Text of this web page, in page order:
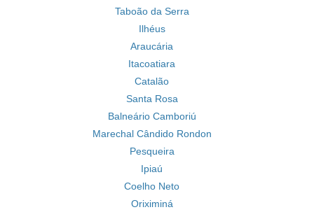
Taboão da Serra
Ilhéus
Araucária
Itacoatiara
Catalão
Santa Rosa
Balneário Camboriú
Marechal Cândido Rondon
Pesqueira
Ipiaú
Coelho Neto
Oriximiná